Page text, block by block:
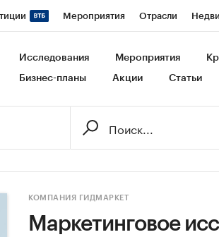
Мероприятия Отрасли
рейтинги Франшизы Газета
Исследования Мероприятия
Бизнес-планы Акции Статьи
КОМПАНИЯ ГИДМАРКЕТ
Маркетинговое